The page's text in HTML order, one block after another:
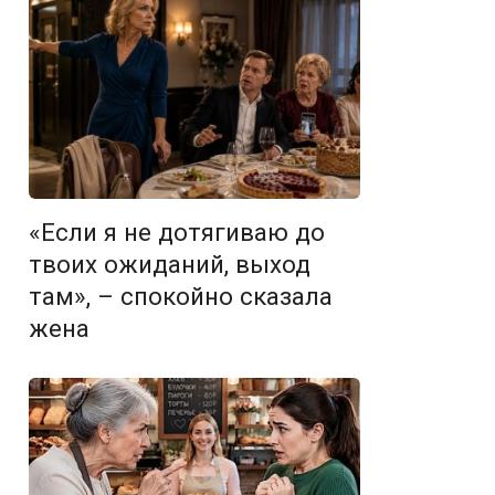
«Если я не дотягиваю до
твоих ожиданий, выход
там», – спокойно сказала
жена